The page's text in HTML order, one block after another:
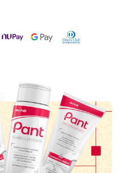
NuPay Google PayDiners Club